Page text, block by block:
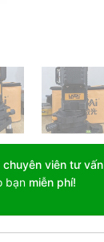
chuyên viên tư vấn
bạn miễn phí!